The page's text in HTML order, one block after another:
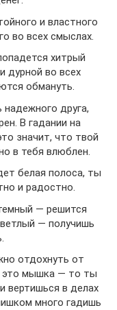
и властного
во всех смыслах.
хитрый
дурной во всех
обмануть.
друга,
В гадании на
значит, что твой
в тебя влюблен.
белая полоса, ты
и радостно.
— решится
— получишь
отдохнуть от
это мышка — то ты
вертишься в делах
много гадишь